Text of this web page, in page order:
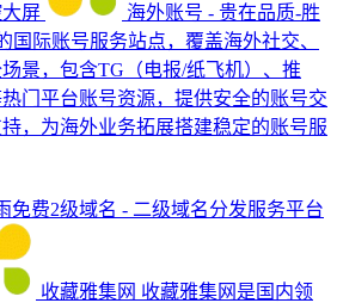
屏
海外账号 - 贵在品质-胜
国际账号服务站点，覆盖海外社交、
景，包含TG（电报/纸飞机）、推
门平台账号资源，提供安全的账号交
，为海外业务拓展搭建稳定的账号服
免费2级域名 - 二级域名分发服务平台
收藏雅集网 收藏雅集网是国内领